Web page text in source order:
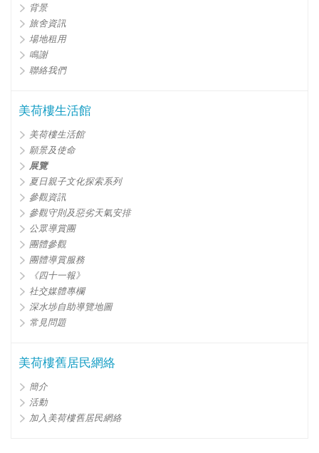
背景
旅舍資訊
場地租用
鳴謝
聯絡我們
美荷樓生活館
美荷樓生活館
願景及使命
展覽
夏日親子文化探索系列
參觀資訊
參觀守則及惡劣天氣安排
公眾導賞團
團體參觀
團體導賞服務
《四十一報》
社交媒體專欄
深水埗自助導覽地圖
常見問題
美荷樓舊居民網絡
簡介
活動
加入美荷樓舊居民網絡